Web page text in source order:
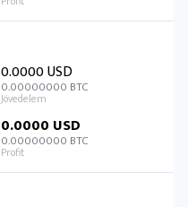
0.0000 USD
0.00000000 BTC
0.0000 USD
0.00000000 BTC